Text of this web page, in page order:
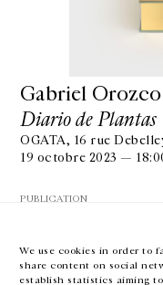
We use cookies in order to
share content on social
establish statistics aiming
Gabriel Orozco
Diario de Plantas
OGATA, 16 rue
19 octobre 2023 —
PUBLICATION
GALERIE CHANTAL CROUSEL
GALERIE@CROUSEL.COM
HORAIRES D'OUVERTURE
DU MARDI AU VENDREDI
LE SAMEDI
EN FR 中文 Facebook